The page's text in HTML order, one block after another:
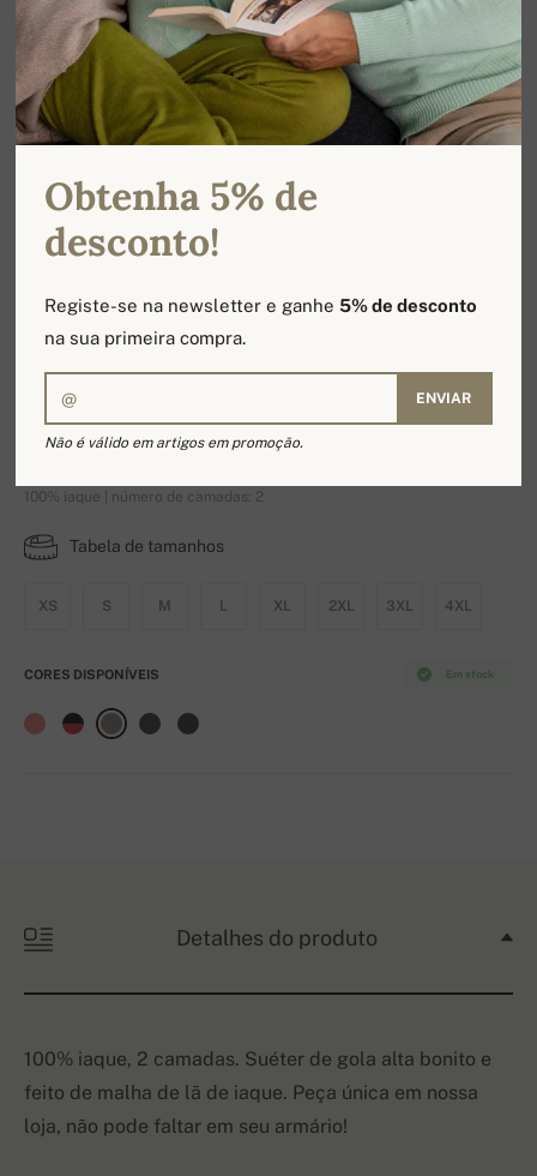
YakEdgar
100% iaque | número de camadas: 2
Tabela de tamanhos
XS S M L XL 2XL 3XL 4XL
Em stock
CORES DISPONÍVEIS
Detalhes do produto
100% iaque, 2 camadas. Suéter de gola alta bonito e
feito de malha de lã de iaque. Peça única em nossa
loja, não pode faltar em seu armário!
Obtenha 5% de
desconto!
Registe-se na newsletter e ganhe5% de desconto
na sua primeira compra.
ENVIAR
Não é válido em artigos em promoção.